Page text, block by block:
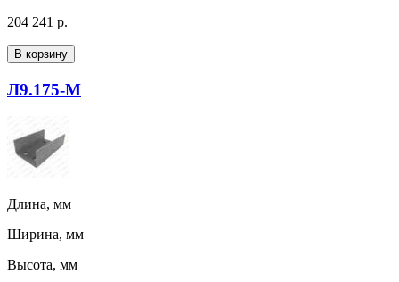
204 241 р.
В корзину
Л9.175-М
Длина, мм
Ширина, мм
Высота, мм